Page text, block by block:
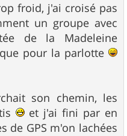
froid, j'ai croisé pas
un groupe avec
de la Madeleine
pour la parlotte
son chemin, les
et j'ai fini par en
de GPS m'on lachées